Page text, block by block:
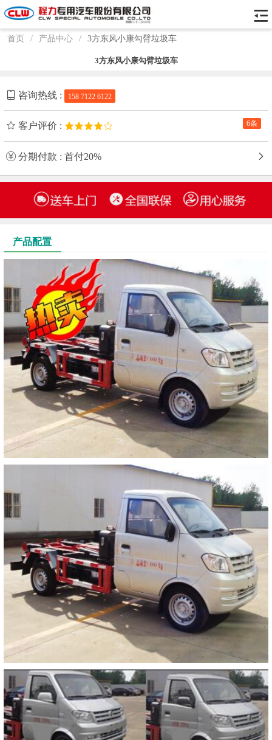
首页 / 产品中心 / 3方东风小康勾臂垃圾车
3方东风小康勾臂垃圾车
咨询热线 : 158 7122 6122
6条
客户评价 :
分期付款 : 首付20%
产品配置